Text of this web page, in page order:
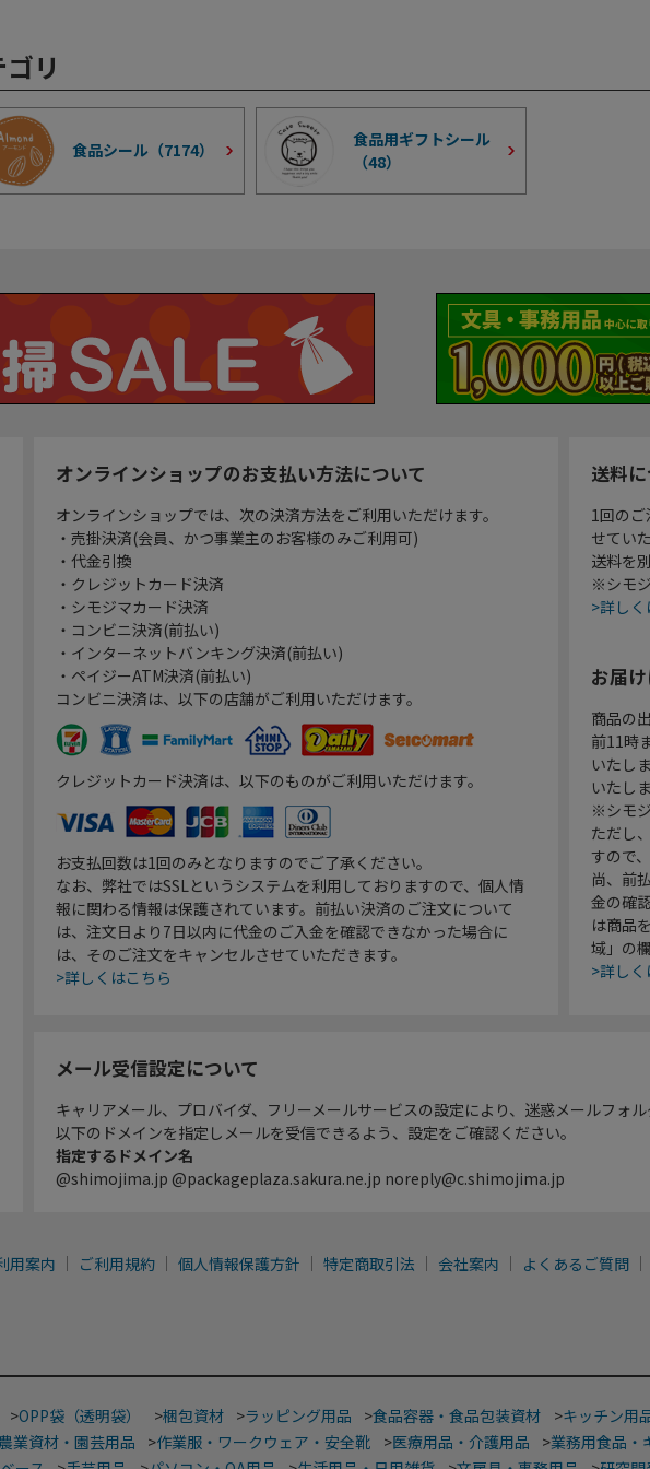
リ
食品シール（7174）
食品用ギフトシール
（48）
オンラインショップのお支払い方法について
オンラインショップでは、次の決済方法をご利用いただけます。
・売掛決済(会員、かつ事業主のお客様のみご利用可)
・代金引換
・クレジットカード決済
・シモジマカード決済
・コンビニ決済(前払い)
・インターネットバンキング決済(前払い)
・ペイジーATM決済(前払い)
コンビニ決済は、以下の店舗がご利用いただけます。
クレジットカード決済は、以下のものがご利用いただけます。
お支払回数は1回のみとなりますのでご了承ください。
なお、弊社ではSSLというシステムを利用しておりますので、個人情
報に関わる情報は保護されています。前払い決済のご注文について
は、注文日より7日以内に代金のご入金を確認できなかった場合に
は、そのご注文をキャンセルさせていただきます。
>詳しくはこちら
送料
1回の
せてい
送料を
※シモ
>詳し
お届
商品の
前11時
いたし
いたし
※シモ
ただし
すので
尚、前
金の確
は商品
域」の
>詳し
メール受信設定について
キャリアメール、プロバイダ、フリーメールサービスの設定により、迷惑メールフォ
以下のドメインを指定しメールを受信できるよう、設定をご確認ください。
指定するドメイン名
@shimojima.jp @packageplaza.sakura.ne.jp noreply@c.shimojima.jp
用案内 ご利用規約 個人情報保護方針 特定商取引法 会社案内 よくあるご質問
>OPP袋（透明袋） >梱包資材 >ラッピング用品 >食品容器・食品包装資材 >キッチン用
業資材・園芸用品 >作業服・ワークウェア・安全靴 >医療用品・介護用品 >業務用食品・